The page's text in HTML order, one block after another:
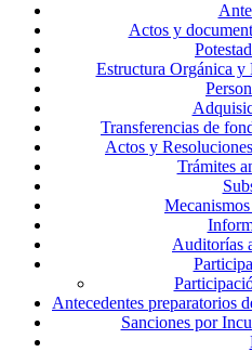
Actos y
Estructura Orgánica y
Transferencias de
Actos y
Trámites
Auditorías
Antecedentes preparatorios
Sanciones por